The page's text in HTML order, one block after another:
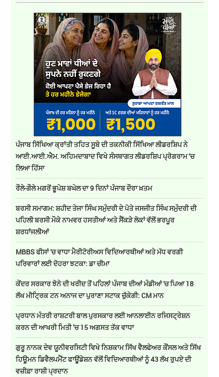
ਪੰਜਾਬ ਸਿੱਖਿਆ ਕ੍ਰਾਂਤੀ ਤਹਿਤ ਸੂਬੇ ਦੀ ਤਕਨੀਕੀ ਸਿੱਖਿਆ ਲੀਡਰਸ਼ਿਪ ਨੇ
ਆਈ.ਆਈ.ਐਮ. ਅਹਿਮਦਾਬਾਦ ਵਿਖੇ ਸੰਸਥਾਗਤ ਲੀਡਰਸ਼ਿਪ ਪ੍ਰੋਗਰਾਮ ‘ਚ
ਲਿਆ ਹਿੱਸਾ
ਰੌਲੇ-ਗੌਲੇ ਮਗਰੋਂ ਭੂਪੇਸ਼ ਬਘੇਲ ਦਾ 9 ਦਿਨਾਂ ਪੰਜਾਬ ਦੌਰਾ ਖ਼ਤਮ
ਬਰਸੀ ਸਮਾਗਮ: ਸ਼ਹੀਦ ਤੇਜਾ ਸਿੰਘ ਸਮੁੰਦਰੀ ਦੇ ਪੋਤੇ ਜਸਜੀਤ ਸਿੰਘ ਸਮੁੰਦਰੀ ਦੀ
ਪਹਿਲੀ ਬਰਸੀ ਮੌਕੇ ਨਾਮਵਰ ਹਸਤੀਆਂ ਅਤੇ ਸੈਂਕੜੇ ਲੋਕਾਂ ਵੱਲੋਂ ਭਰਪੂਰ
ਸ਼ਰਧਾਂਜਲੀਆਂ
MBBS ਫੀਸਾਂ 'ਚ ਵਾਧਾ ਮੈਰੀਟੋਰੀਅਸ ਵਿਦਿਆਰਥੀਆਂ ਅਤੇ ਮੱਧ ਵਰਗੀ
ਪਰਿਵਾਰਾਂ ਲਈ ਦੋਹਰਾ ਝਟਕਾ: ਡਾ ਚੀਮਾ
ਕੇਂਦਰ ਸਰਕਾਰ ਝੋਨੇ ਦੀ ਖਰੀਦ ਤੋਂ ਪਹਿਲਾਂ ਪੰਜਾਬ ਦੀਆਂ ਮੰਡੀਆਂ 'ਚ ਪਿਆ 18
ਲੱਖ ਮੀਟ੍ਰਿਕ ਟਨ ਅਨਾਜ ਦਾ ਪੁਰਾਣਾ ਸਟਾਕ ਚੁੱਕੇਗੀ: CM ਮਾਨ
ਪ੍ਰਧਾਨ ਮੰਤਰੀ ਰਾਸ਼ਟਰੀ ਬਾਲ ਪੁਰਸਕਾਰ ਲਈ ਆਨਲਾਈਨ ਰਜਿਸਟ੍ਰੇਸ਼ਨ
ਕਰਨ ਦੀ ਆਖਰੀ ਮਿਤੀ ’ਚ 15 ਅਗਸਤ ਤੱਕ ਵਾਧਾ
ਗੁਰੂ ਨਾਨਕ ਦੇਵ ਯੂਨੀਵਰਸਿਟੀ ਵਿਖੇ ਨਿਸ਼ਕਾਮ ਸਿੱਖ ਵੈਲਫੇਅਰ ਕੌਂਸਲ ਅਤੇ ਸਿੱਖ
ਹਿਊਮਨ ਡਿਵੈਲਪਮੈਂਟ ਫਾਊਂਡੇਸ਼ਨ ਵੱਲੋਂ ਵਿਦਿਆਰਥੀਆਂ ਨੂੰ 43 ਲੱਖ ਰੁਪਏ ਦੀ
ਵਜ਼ੀਫ਼ਾ ਰਾਸ਼ੀ ਪ੍ਰਦਾਨ